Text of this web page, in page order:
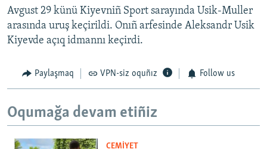
Avgust 29 künü Kiyevniñ Sport sarayında Usik-Muller
arasında uruş keçirildi. Onıñ arfesinde Aleksandr Usik
Kiyevde açıq idmannı keçirdi.
Paylaşmaq VPN-siz oquñız Follow us
Oqumağa devam etiñiz
CEMİYET